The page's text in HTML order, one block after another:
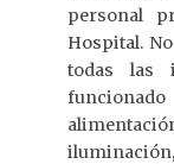
personal
Hospital.
todas las